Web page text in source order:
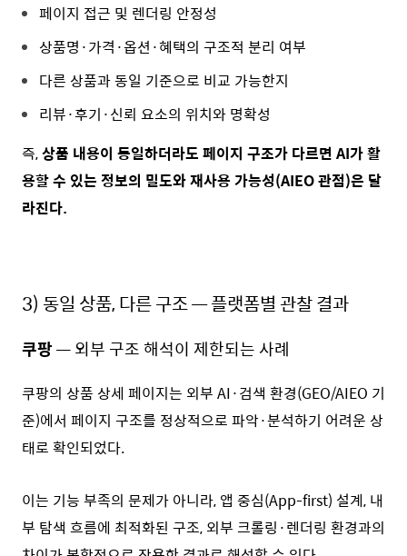
페이지 접근 및 렌더링 안정성
상품명·가격·옵션·혜택의 구조적 분리 여부
다른 상품과 동일 기준으로 비교 가능한지
리뷰·후기·신뢰 요소의 위치와 명확성
즉,상품 내용이 동일하더라도 페이지 구조가 다르면 AI가 활
용할 수 있는 정보의 밀도와 재사용 가능성(AIEO 관점)은 달
라진다.
3) 동일 상품, 다른 구조 — 플랫폼별 관찰 결과
쿠팡—외부 구조 해석이 제한되는 사례
쿠팡의 상품 상세 페이지는 외부 AI·검색 환경(GEO/AIEO 기
준)에서 페이지 구조를 정상적으로 파악·분석하기 어려운 상
태로 확인되었다.
이는 기능 부족의 문제가 아니라, 앱 중심(App-first) 설계, 내
부 탐색 흐름에 최적화된 구조, 외부 크롤링·렌더링 환경과의